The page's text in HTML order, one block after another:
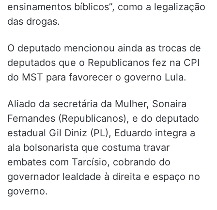
ensinamentos bíblicos”, como a legalização
das drogas.
O deputado mencionou ainda as trocas de
deputados que o Republicanos fez na CPI
do MST para favorecer o governo Lula.
Aliado da secretária da Mulher, Sonaira
Fernandes (Republicanos), e do deputado
estadual Gil Diniz (PL), Eduardo integra a
ala bolsonarista que costuma travar
embates com Tarcísio, cobrando do
governador lealdade à direita e espaço no
governo.